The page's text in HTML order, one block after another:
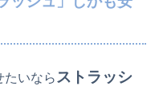
たいなら ストラッシ